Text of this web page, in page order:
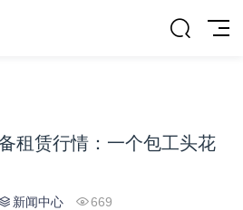
租赁行情：一个包工头花
新闻中心 669